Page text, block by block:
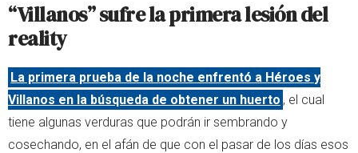
“Villanos” sufre la primera lesión del
reality
La primera prueba de la noche enfrentó a Héroes y
Villanos en la búsqueda de obtener un huerto , el cual
tiene algunas verduras que podrán ir sembrando y
cosechando, en el afán de que con el pasar de los días esos